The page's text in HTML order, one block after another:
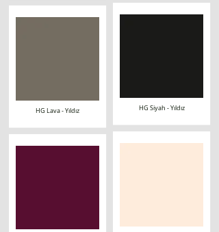
HG Lava - Yıldız HG Siyah - Yıldız